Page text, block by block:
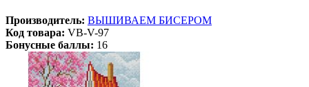
Производитель: ВЫШИВАЕМ БИСЕРОМ
Код товара: VB-V-97
Бонусные баллы: 16